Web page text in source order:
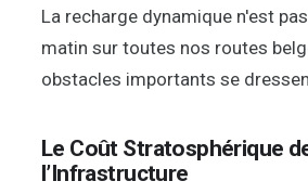
La recharge dynamique n'est
matin sur toutes nos routes
obstacles importants se
Le Coût Stratosphérique
l’Infrastructure